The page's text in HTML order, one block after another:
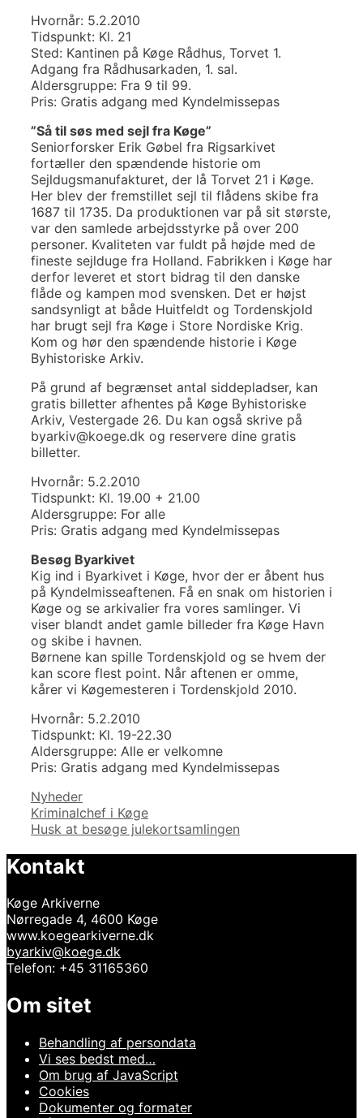
Hvornår: 5.2.2010
Tidspunkt: Kl. 21
Sted: Kantinen på Køge Rådhus, Torvet 1.
Adgang fra Rådhusarkaden, 1. sal.
Aldersgruppe: Fra 9 til 99.
Pris: Gratis adgang med Kyndelmissepas
”Så til søs med sejl fra Køge”
Seniorforsker Erik Gøbel fra Rigsarkivet
fortæller den spændende historie om
Sejldugsmanufakturet, der lå Torvet 21 i Køge.
Her blev der fremstillet sejl til flådens skibe fra
1687 til 1735. Da produktionen var på sit største,
var den samlede arbejdsstyrke på over 200
personer. Kvaliteten var fuldt på højde med de
fineste sejlduge fra Holland. Fabrikken i Køge har
derfor leveret et stort bidrag til den danske
flåde og kampen mod svensken. Det er højst
sandsynligt at både Huitfeldt og Tordenskjold
har brugt sejl fra Køge i Store Nordiske Krig.
Kom og hør den spændende historie i Køge
Byhistoriske Arkiv.
På grund af begrænset antal siddepladser, kan
gratis billetter afhentes på Køge Byhistoriske
Arkiv, Vestergade 26. Du kan også skrive på
byarkiv@koege.dk og reservere dine gratis
billetter.
Hvornår: 5.2.2010
Tidspunkt: Kl. 19.00 + 21.00
Aldersgruppe: For alle
Pris: Gratis adgang med Kyndelmissepas
Besøg Byarkivet
Kig ind i Byarkivet i Køge, hvor der er åbent hus
på Kyndelmisseaftenen. Få en snak om historien i
Køge og se arkivalier fra vores samlinger. Vi
viser blandt andet gamle billeder fra Køge Havn
og skibe i havnen.
Børnene kan spille Tordenskjold og se hvem der
kan score flest point. Når aftenen er omme,
kårer vi Køgemesteren i Tordenskjold 2010.
Hvornår: 5.2.2010
Tidspunkt: Kl. 19-22.30
Aldersgruppe: Alle er velkomne
Pris: Gratis adgang med Kyndelmissepas
Kategorier
Nyheder
Indlægsnavigation
Kriminalchef i Køge
Husk at besøge julekortsamlingen
Kontakt
Køge Arkiverne
Nørregade 4, 4600 Køge
www.koegearkiverne.dk
byarkiv@koege.dk
Telefon: +45 31165360
Om sitet
Behandling af persondata
Vi ses bedst med…
Om brug af JavaScript
Cookies
Dokumenter og formater